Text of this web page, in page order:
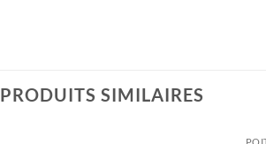
PRODUITS SIMILAIRES